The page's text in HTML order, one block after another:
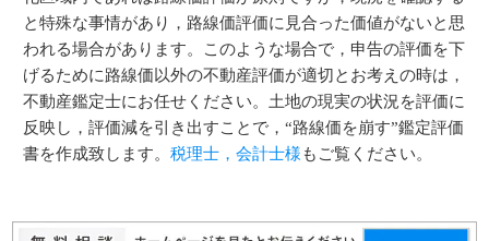
と特殊な事情があり，路線価評価に見合った価値がないと思
われる場合があります。このような場合で，申告の評価を下
げるために路線価以外の不動産評価が適切とお考えの時は，
不動産鑑定士にお任せください。土地の現実の状況を評価に
反映し，評価減を引き出すことで，“路線価を崩す”鑑定評価
書を作成致します。税理士，会計士様 もご覧ください。